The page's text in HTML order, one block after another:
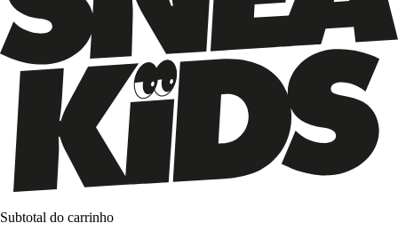
Subtotal do carrinho